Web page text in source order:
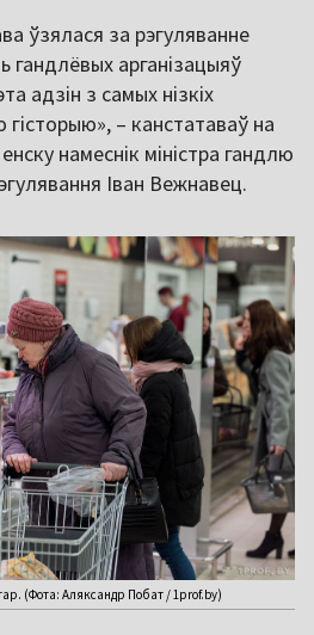
ўзялася за рэгуляванне
гандлёвых арганізацыяў
адзін з самых нізкіх
гісторыю», – канстатаваў на
намеснік міністра гандлю
Іван Вежнавец.
(Фота: Аляксандр Побат / 1prof.by)